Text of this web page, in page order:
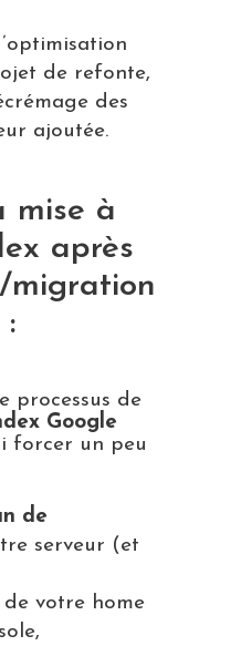
de refonte,
des
ajoutée.
mise à
après
migration
:
processus de
Google
forcer un peu
de
serveur (et
votre home